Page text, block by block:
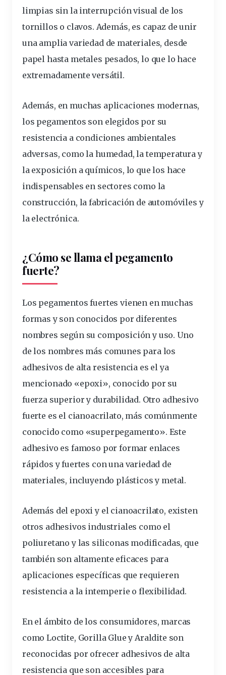
limpias sin la interrupción visual de los
tornillos o clavos. Además, es capaz de unir
una amplia variedad de materiales, desde
papel hasta metales pesados, lo que lo hace
extremadamente versátil.
Además, en muchas aplicaciones modernas,
los pegamentos son elegidos por su
resistencia a condiciones ambientales
adversas, como la humedad, la temperatura y
la exposición a químicos, lo que los hace
indispensables en sectores como la
construcción, la fabricación de automóviles y
la electrónica.
¿Cómo se llama el pegamento
fuerte?
Los pegamentos fuertes vienen en muchas
formas y son conocidos por diferentes
nombres según su composición y uso. Uno
de los nombres más comunes para los
adhesivos de alta resistencia es el ya
mencionado «epoxi», conocido por su
fuerza superior y durabilidad. Otro adhesivo
fuerte es el cianoacrilato, más comúnmente
conocido como «superpegamento». Este
adhesivo es famoso por formar enlaces
rápidos y fuertes con una variedad de
materiales, incluyendo plásticos y metal.
Además del epoxi y el cianoacrilato, existen
otros adhesivos industriales como el
poliuretano y las siliconas modificadas, que
también son altamente eficaces para
aplicaciones específicas que requieren
resistencia a la intemperie o flexibilidad.
En el ámbito de los consumidores, marcas
como Loctite, Gorilla Glue y Araldite son
reconocidas por ofrecer adhesivos de alta
resistencia que son accesibles para